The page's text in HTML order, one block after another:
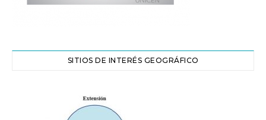
SITIOS DE INTERÉS GEOGRÁFICO